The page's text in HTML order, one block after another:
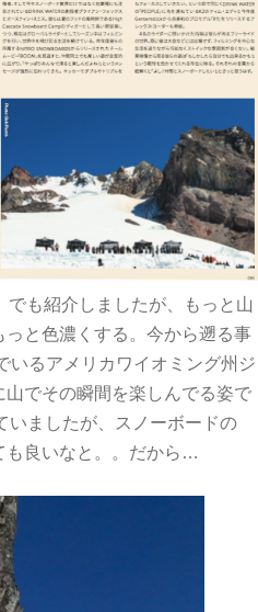
も紹介しましたが、もっと山
と色濃くする。今から遡る事
いるアメリカワイオミング州ジ
でその瞬間を楽しんでる姿で
いましたが、スノーボードの
も良いなと。。だから…